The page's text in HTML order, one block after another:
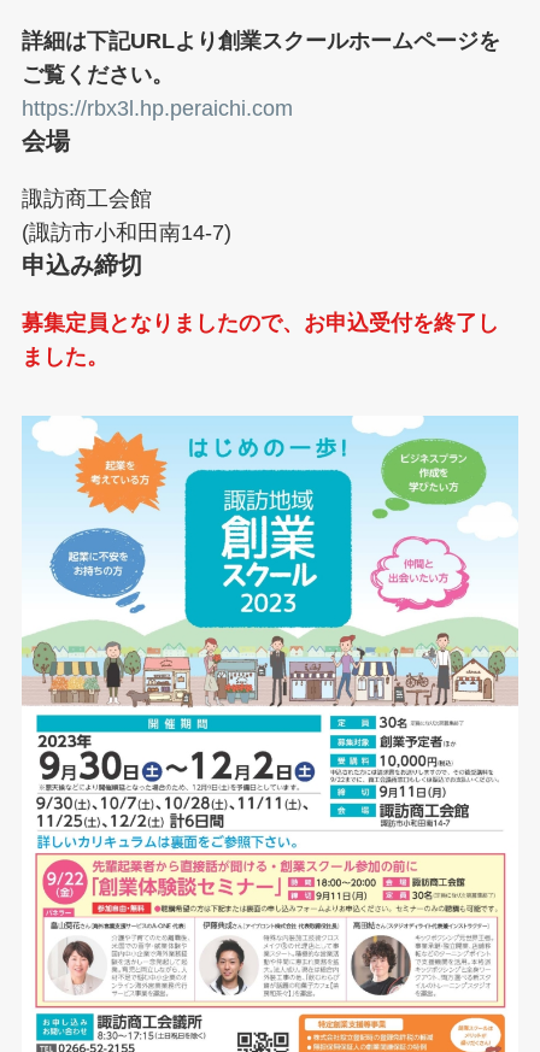
詳細は下記URLより創業スクールホームページを
ご覧ください。
https://rbx3l.hp.peraichi.com
会場
諏訪商工会館
(諏訪市小和田南14-7)
申込み締切
募集定員となりましたので、お申込受付を終了し
ました。